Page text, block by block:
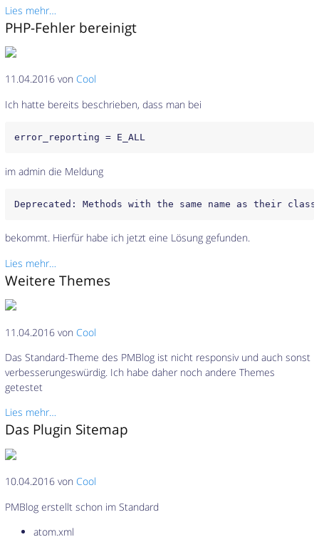
Lies mehr…
PHP-Fehler bereinigt
11.04.2016 vonCool
Ich hatte bereits beschrieben, dass man bei
im admin die Meldung
bekommt. Hierfür habe ich jetzt eine Lösung gefunden.
Lies mehr…
Weitere Themes
11.04.2016 vonCool
Das Standard-Theme des PMBlog ist nicht responsiv und auch sonst
verbesserungeswürdig. Ich habe daher noch andere Themes
getestet
Lies mehr…
Das Plugin Sitemap
10.04.2016 vonCool
PMBlog erstellt schon im Standard
atom.xml